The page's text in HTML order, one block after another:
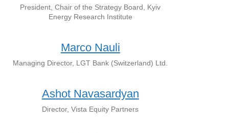
President, Chair of the Strategy Board, Kyiv
Energy Research Institute
Marco Nauli
Managing Director, LGT Bank (Switzerland) Ltd.
Ashot Navasardyan
Director, Vista Equity Partners